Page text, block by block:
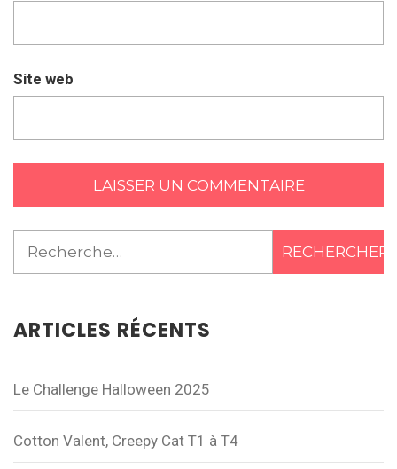
Site web
Rechercher :
ARTICLES RÉCENTS
Le Challenge Halloween 2025
Cotton Valent, Creepy Cat T1 à T4